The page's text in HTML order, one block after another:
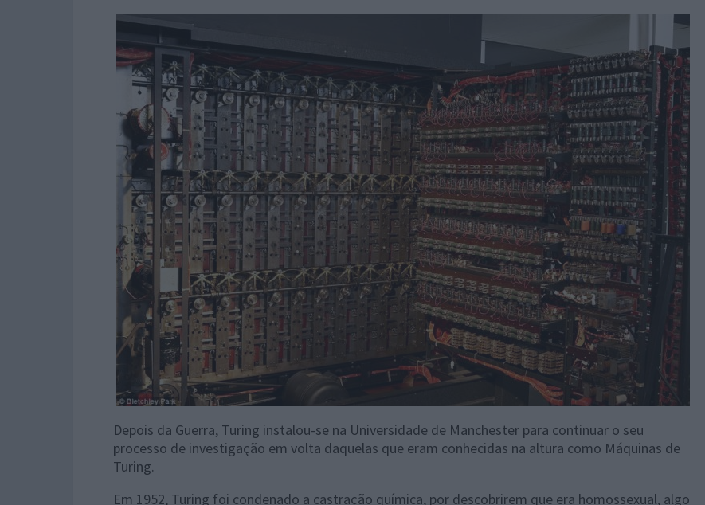
Depois da Guerra, Turing instalou-se na Universidade de Manchester para continuar o seu
processo de investigação em volta daquelas que eram conhecidas na altura como Máquinas de
Turing.
Em 1952, Turing foi condenado a castração química, por descobrirem que era homossexual, algo